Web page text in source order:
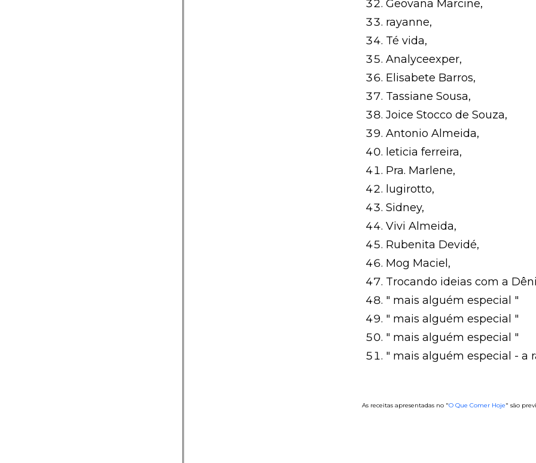
Geovana Marcine,
rayanne,
Té vida,
Analyceexper,
Elisabete Barros,
Tassiane Sousa,
Joice Stocco de Souza,
Antonio Almeida,
leticia ferreira,
Pra. Marlene,
lugirotto,
Sidney,
Vivi Almeida,
Rubenita Devidé,
Mog Maciel,
Trocando ideias com a
" mais alguém especial "
" mais alguém especial
" mais alguém especial "
" mais alguém especial - a
As receitas apresentadas no "O Que Comer Hoje" são